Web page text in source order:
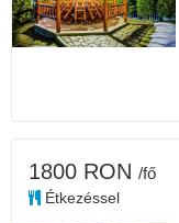
1800 RON /fő
Étkezéssel